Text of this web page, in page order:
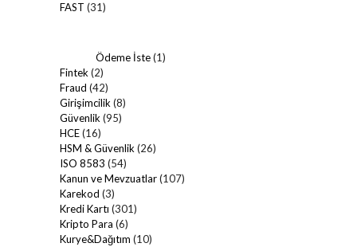
FAST (31)
Ödeme İste(1)
Fintek(2)
Fraud (42)
Girişimcilik(8)
Güvenlik(95)
HCE(16)
HSM & Güvenlik(26)
ISO 8583 (54)
Kanun ve Mevzuatlar(107)
Karekod (3)
Kredi Kartı (301)
Kripto Para (6)
Kurye&Dağıtım (10)